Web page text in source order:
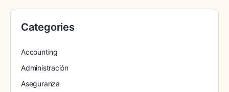
Categories
Accounting
Administración
Aseguranza